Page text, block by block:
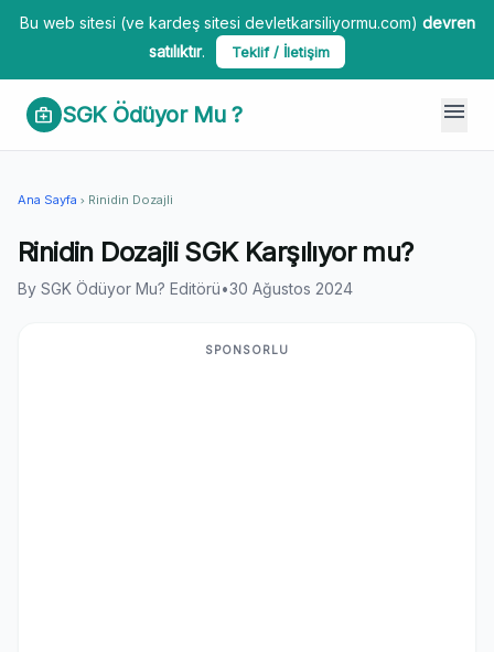
Bu web sitesi (ve kardeş sitesi devletkarsiliyormu.com) devren
satılıktır. Teklif / İletişim
medical_services SGK Ödüyor Mu ? menu
Ana Sayfa chevron_right Rinidin Dozajli
Rinidin Dozajli SGK Karşılıyor mu?
By SGK Ödüyor Mu? Editörü•30 Ağustos 2024
SPONSORLU